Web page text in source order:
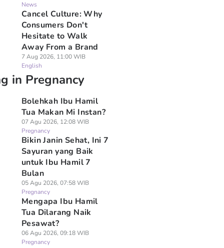
News
Cancel Culture: Why
Consumers Don't
Hesitate to Walk
Away From a Brand
7 Aug 2026, 11:00 WIB
English
in Pregnancy
Bolehkah Ibu Hamil
Tua Makan Mi Instan?
07 Agu 2026, 12:08 WIB
Pregnancy
Bikin Janin Sehat, Ini 7
Sayuran yang Baik
untuk Ibu Hamil 7
Bulan
05 Agu 2026, 07:58 WIB
Pregnancy
Mengapa Ibu Hamil
Tua Dilarang Naik
Pesawat?
06 Agu 2026, 09:18 WIB
Pregnancy